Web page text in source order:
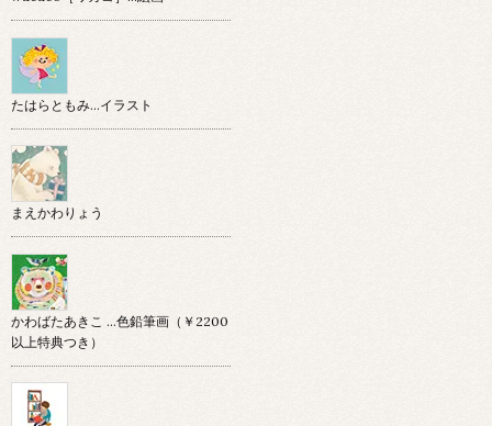
たはらともみ…イラスト
まえかわりょう
かわばたあきこ …色鉛筆画（￥2200
以上特典つき）